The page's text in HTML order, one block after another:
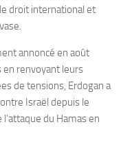
droit international et
annoncé en août
en renvoyant leurs
de tensions, Erdogan a
Israël depuis le
du Hamas en